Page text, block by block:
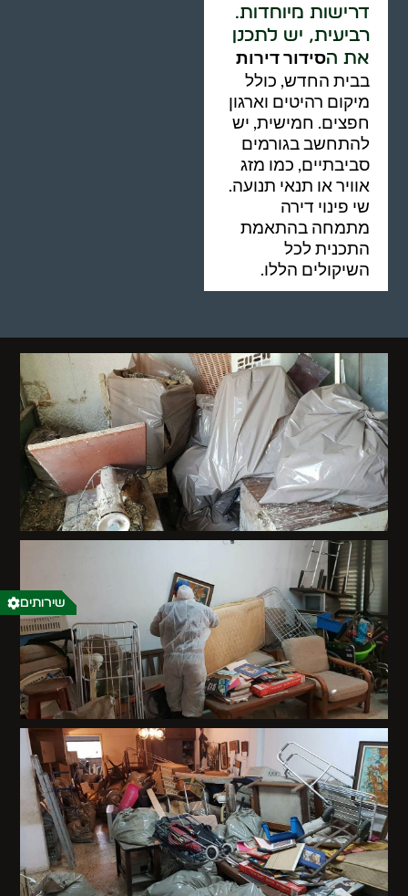
דרישות מיוחדות.
רביעית, יש לתכנן
את הסידור דירות
בבית החדש, כולל
מיקום רהיטים וארגון
חפצים. חמישית, יש
להתחשב בגורמים
סביבתיים, כמו מזג
אוויר או תנאי תנועה.
שי פינוי דירה
מתמחה בהתאמת
התכנית לכל
השיקולים הללו.
שירותים